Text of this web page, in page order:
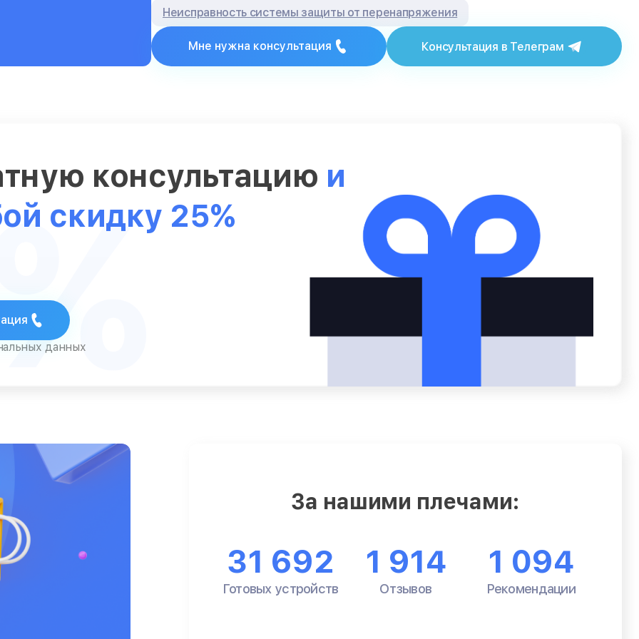
Неисправность системы защиты от перенапряжения
Мне нужна консультация Консультация в Телеграм
консультацию и
скидку 25%
данных
За нашими плечами:
31 692
Готовых устройств
1 914
Отзывов
1 094
Рекомендации